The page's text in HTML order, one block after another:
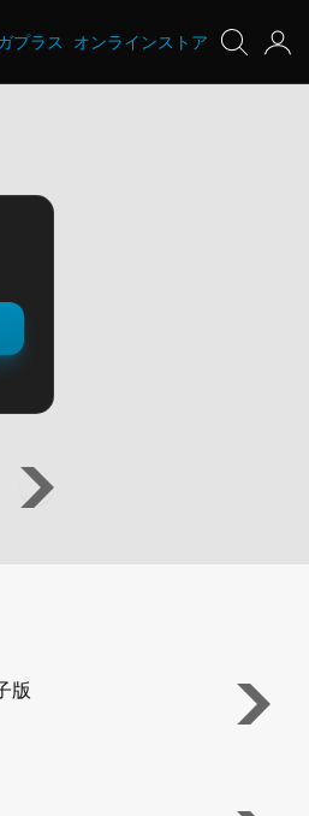
プラス オンラインストア
ルアーマガジン電子版2026
年05月号
版
ルアーマガ
2026年02月